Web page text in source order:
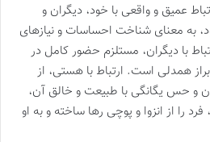
عمیق و واقعی با خود، دیگران و
به معنای شناخت احساسات و نیازهای
با دیگران، مستلزم حضور کامل در
همدلی است. ارتباط با هستی، از
و حس یگانگی با طبیعت و خالق آن،
را از انزوا و پوچی رها ساخته و به او